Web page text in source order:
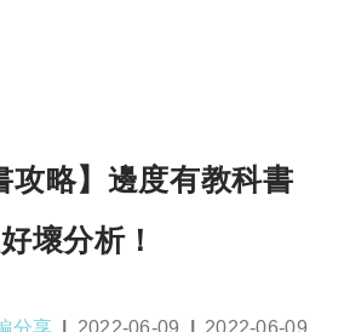
攻略】邊度有教科書
壞分析！
分享
Post
2022-06-09
Post
2022-06-09